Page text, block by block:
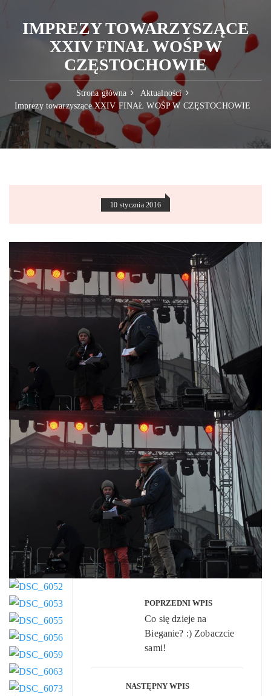
IMPREZY TOWARZYSZĄCE
XXIV FINAŁ WOŚP W
CZĘSTOCHOWIE
Strona główna
Aktualności
Imprezy towarzyszące XXIV FINAŁ WOŚP W CZĘSTOCHOWIE
10 stycznia 2016
Nawigacja
wpisu
POPRZEDNI WPIS
Co się dzieje na
Bieganie? :) Zobaczcie
sami!
NASTĘPNY WPIS